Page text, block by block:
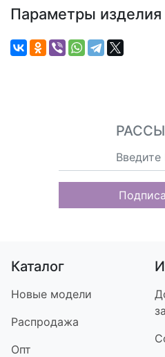
Параметры изделия
Каталог
Новые модели
Распродажа
Опт